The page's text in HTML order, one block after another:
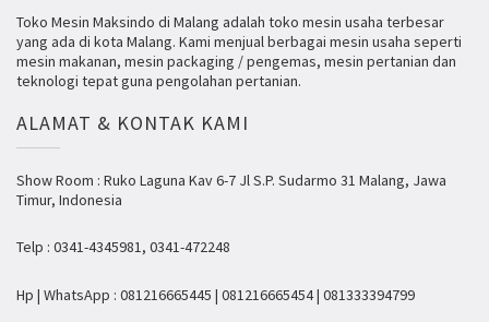
Toko Mesin Maksindo di Malang adalah toko mesin usaha terbesar
yang ada di kota Malang. Kami menjual berbagai mesin usaha seperti
mesin makanan, mesin packaging / pengemas, mesin pertanian dan
teknologi tepat guna pengolahan pertanian.
ALAMAT & KONTAK KAMI
Show Room : Ruko Laguna Kav 6-7 Jl S.P. Sudarmo 31 Malang, Jawa
Timur, Indonesia
Telp : 0341-4345981, 0341-472248
Hp | WhatsApp : 081216665445 | 081216665454 | 081333394799